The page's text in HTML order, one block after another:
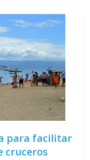
para facilitar
cruceros